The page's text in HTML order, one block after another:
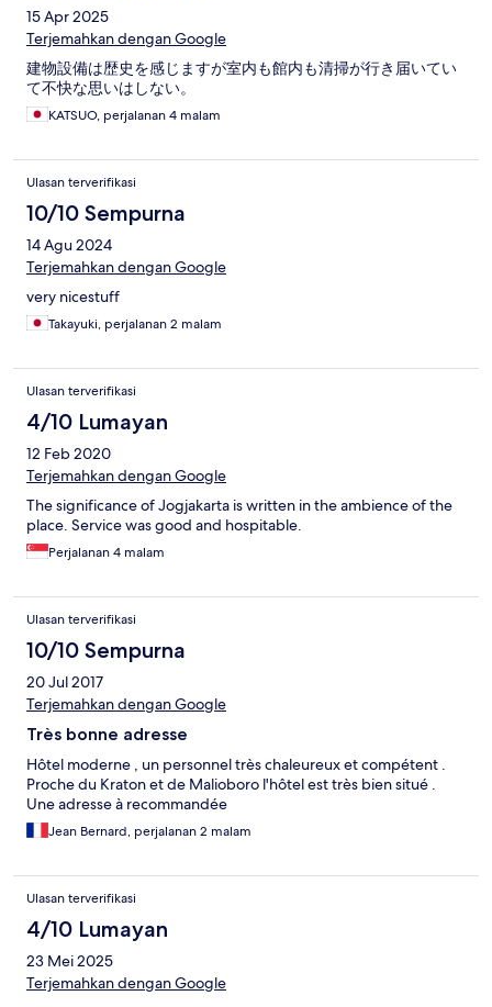
15 Apr 2025
Terjemahkan dengan Google
建物設備は歴史を感じますが室内も館内も清掃が行き届いてい
て不快な思いはしない。
KATSUO, perjalanan 4 malam
Ulasan terverifikasi
10/10 Sempurna
14 Agu 2024
Terjemahkan dengan Google
very nicestuff
Takayuki, perjalanan 2 malam
Ulasan terverifikasi
4/10 Lumayan
12 Feb 2020
Terjemahkan dengan Google
The significance of Jogjakarta is written in the ambience of the
place. Service was good and hospitable.
Perjalanan 4 malam
Ulasan terverifikasi
10/10 Sempurna
20 Jul 2017
Terjemahkan dengan Google
Très bonne adresse
Hôtel moderne , un personnel très chaleureux et compétent .
Proche du Kraton et de Malioboro l'hôtel est très bien situé .
Une adresse à recommandée
Jean Bernard, perjalanan 2 malam
Ulasan terverifikasi
4/10 Lumayan
23 Mei 2025
Terjemahkan dengan Google